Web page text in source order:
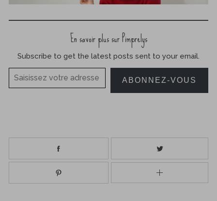
En savoir plus sur Pimprelys
Subscribe to get the latest posts sent to your email.
Saisissez votre adresse e-mail…
ABONNEZ-VOUS